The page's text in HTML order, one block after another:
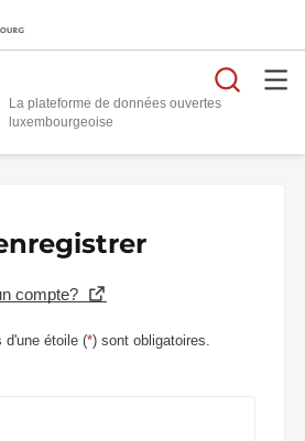
La plateforme de données ouvertes
compte?
d'une étoile (*) sont obligatoires.